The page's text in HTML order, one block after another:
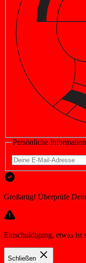
Persönliche
Großartig! Überprüfe
Entschuldigung, etwas ist
Schließen